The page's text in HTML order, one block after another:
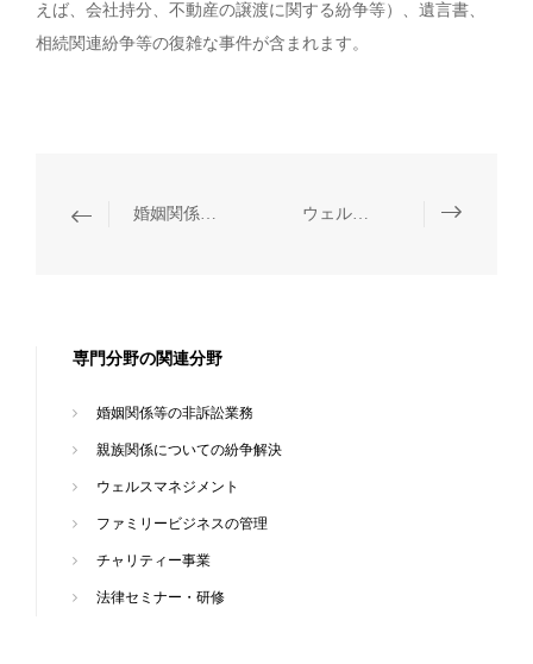
えば、会社持分、不動産の譲渡に関する紛争等）、遺言書、
相続関連紛争等の復雑な事件が含まれます。
婚姻関係等の非訴訟業務 ウェルスマネジメント
専門分野の関連分野
婚姻関係等の非訴訟業務
親族関係についての紛争解決
ウェルスマネジメント
ファミリービジネスの管理
チャリティー事業
法律セミナー・研修